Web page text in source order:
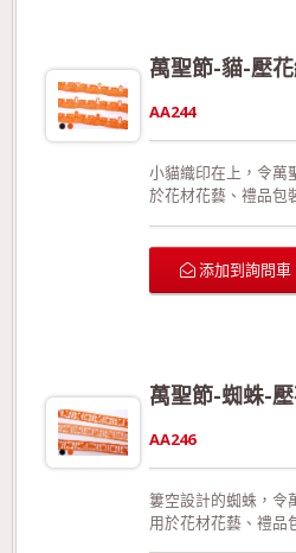
萬聖節-貓-壓
AA244
小貓織印在上，令萬
於花材花藝、禮品包
添加到詢問車
萬聖節-蜘蛛-
AA246
簍空設計的蜘蛛，令
用於花材花藝、禮品